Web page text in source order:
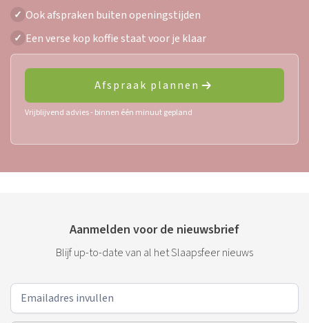
Afspraak plannen
Vrijblijvend advies - binnen één minuut gepland
✓ Ook afspraken buiten openingstijden
✓ Een verse kop koffie staat voor je klaar
Aanmelden voor de nieuwsbrief
Blijf up-to-date van al het Slaapsfeer nieuws